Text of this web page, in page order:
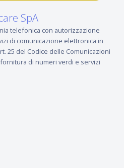
SpA
telefonica con autorizzazione
di comunicazione elettronica in
25 del Codice delle Comunicazioni
di numeri verdi e servizi